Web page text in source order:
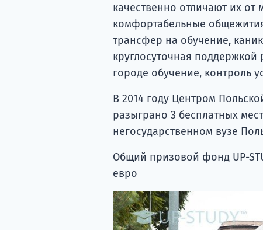
качественно отличают их от
комфортабельные
трансфер на обучение,
круглосуточная поддержкой
городе обучение, контроль
В 2014 году Центром
разыграно 3 бесплатных
негосударственном вузе
Общий призовой фонд UP-
евро